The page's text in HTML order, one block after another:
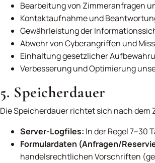
Bearbeitung von Zimmeranfragen
Kontaktaufnahme und
Gewährleistung der
Abwehr von Cyberangriffen und
Einhaltung gesetzlicher
Verbesserung und Optimierung
5. Speicherdauer
Die Speicherdauer richtet sich nach dem
Server-Logfiles: In der Regel 7–30
Formulardaten (Anfragen/
handelsrechtlichen Vorschriften